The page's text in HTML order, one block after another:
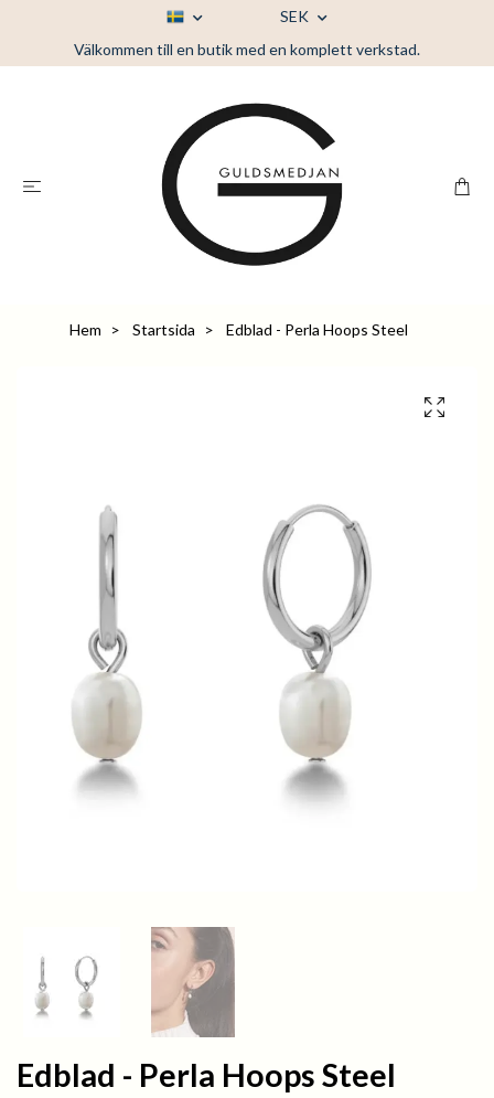
SEK
Välkommen till en butik med en komplett verkstad.
Hem Startsida Edblad - Perla Hoops Steel
Edblad - Perla Hoops Steel